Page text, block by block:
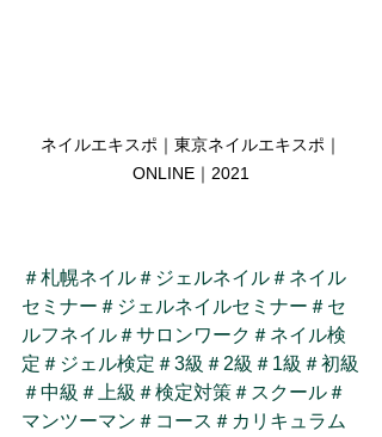
ネイルエキスポ｜東京ネイルエキスポ｜
ONLINE｜2021
＃札幌ネイル＃ジェルネイル＃ネイル
セミナー ＃ジェルネイルセミナー ＃セ
ルフネイル＃サロンワーク ＃ネイル検
定 ＃ジェル検定 ＃3級 ＃2級 ＃1級 ＃初級
＃中級 ＃上級 ＃検定対策＃スクール＃
マンツーマン ＃コース ＃カリキュラム